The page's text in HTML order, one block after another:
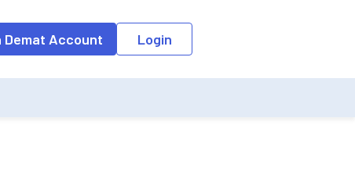
Demat Account Login